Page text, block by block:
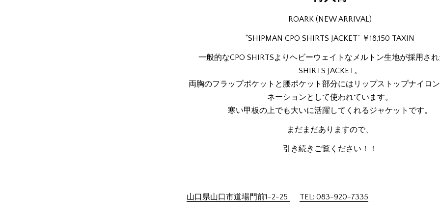
ROARK (NEW ARRIVAL)
“SHIPMAN CPO SHIRTS JACKET” ￥18,150 TAXIN
一般的なCPO SHIRTSよりヘビーウェイトなメルトン生地が採用され
SHIRTS JACKET。
両胸のフラップポケットと腰ポケット部分にはリップストップナイロ
ネーションとして使われています。
寒い甲板の上でも大いに活躍してくれるジャケットです。
まだまだありますので、
引き続きご覧ください！！
山口県山口市道場門前1-2-25 TEL: 083-920-7335